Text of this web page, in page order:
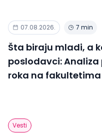
07.08.2026. 7 min
Šta biraju mladi, a
poslodavci:
roka na fakultetima
Vesti